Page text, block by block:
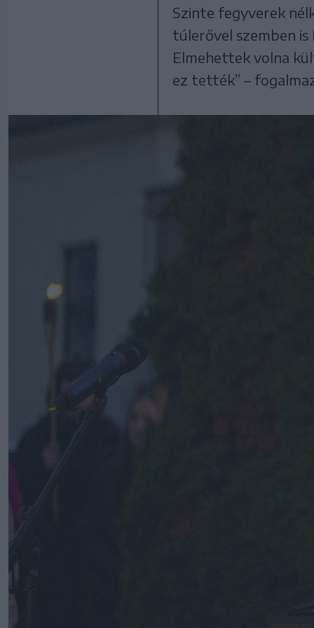
Szinte fegyverek
túlerővel szemben
Elmehettek volna
ez tették” –